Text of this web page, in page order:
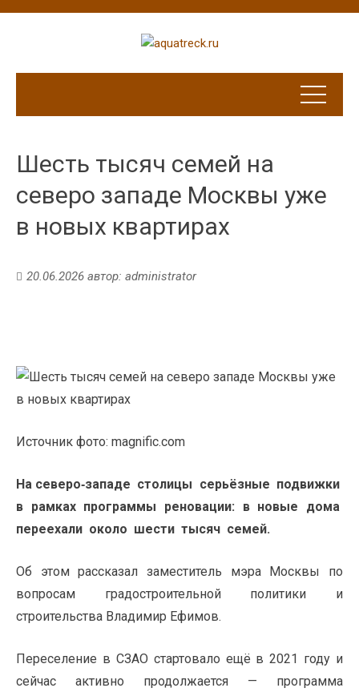
Шесть тысяч семей на
северо западе Москвы уже
в новых квартирах
20.06.2026 автор: administrator
Источник фото: magnific.com
На северо‑западе столицы серьёзные подвижки
в рамках программы реновации: в новые дома
переехали около шести тысяч семей.
Об этом рассказал заместитель мэра Москвы по
вопросам градостроительной политики и
строительства Владимир Ефимов.
Переселение в СЗАО стартовало ещё в 2021 году и
сейчас активно продолжается — программа